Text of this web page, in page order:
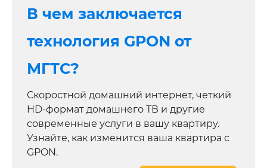
В чем заключается
технология GPON от
МГТС?
Скоростной домашний интернет, четкий
HD-формат домашнего ТВ и другие
современные услуги в вашу квартиру.
Узнайте, как изменится ваша квартира с
GPON.